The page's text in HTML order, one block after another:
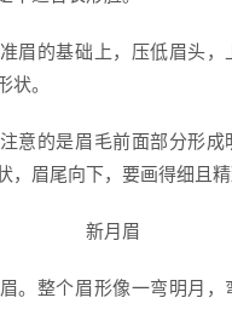
眉的基础上，压低眉头，
状。
意的是眉毛前面部分形成
，眉尾向下，要画得细且精
。整个眉形像一弯明月，